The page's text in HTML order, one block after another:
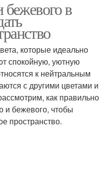
бежевого в
которые идеально
спокойную, уютную
к нейтральным
с другими цветами и
как правильно
и бежевого, чтобы
пространство.